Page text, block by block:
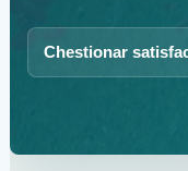
Chestionar